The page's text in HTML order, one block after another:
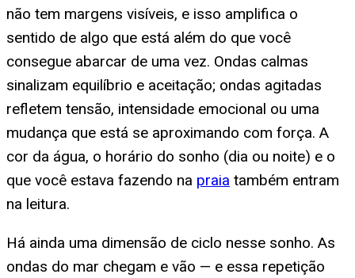
não tem margens visíveis, e isso amplifica o
sentido de algo que está além do que você
consegue abarcar de uma vez. Ondas calmas
sinalizam equilíbrio e aceitação; ondas agitadas
refletem tensão, intensidade emocional ou uma
mudança que está se aproximando com força. A
cor da água, o horário do sonho (dia ou noite) e o
que você estava fazendo na praia também entram
na leitura.
Há ainda uma dimensão de ciclo nesse sonho. As
ondas do mar chegam e vão — e essa repetição